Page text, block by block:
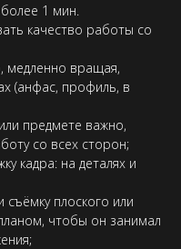
1 мин.
качество работы со
медленно вращая,
(анфас, профиль, в
предмете важно,
со всех сторон;
кадра: на деталях и
плоского или
чтобы он занимал